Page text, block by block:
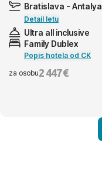
Bratislava - Antalya
Detail letu
Ultra all inclusive
Family Dublex
Popis hotela od CK
za osobu2 447 €